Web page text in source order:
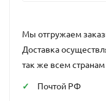
Мы отгружаем
Доставка
так же всем
Почтой РФ